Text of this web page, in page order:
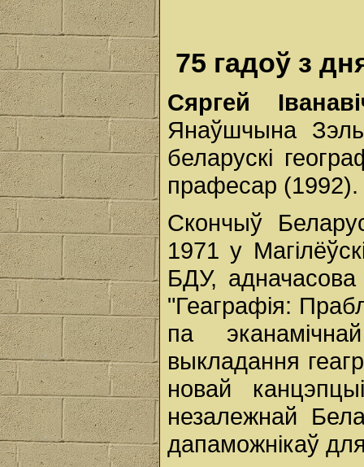
75 гадоў з
Сяргей
Янаўшчына
беларускі
прафесар (1992).
Скончыў
1971 у
БДУ, адначасова
"Геаграфія:
па
выкладання
новай
незалежнай
дапаможнікаў